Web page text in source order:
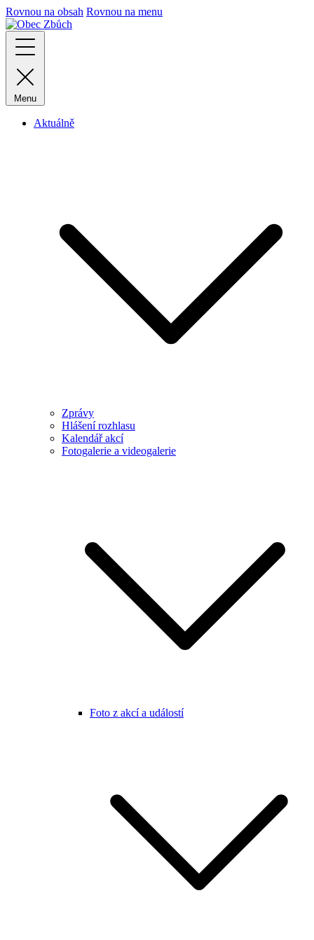
Rovnou na obsah Rovnou na menu
Menu
Aktuálně
Zprávy
Hlášení rozhlasu
Kalendář akcí
Fotogalerie a videogalerie
Foto z akcí a událostí